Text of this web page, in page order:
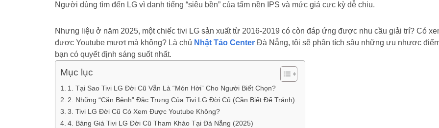
Người dùng tìm đến LG vì danh tiếng “siêu bền” của tấm nền IPS và mức giá cực kỳ dễ chịu.
Nhưng liệu ở năm 2025, một chiếc tivi LG sản xuất từ 2016-2019 có còn đáp ứng được nhu cầu giải trí? Có
được Youtube mượt mà không? Là chủ Nhật Tảo Center Đà Nẵng, tôi sẽ phân tích sâu những ưu nhược
bạn có quyết định sáng suốt nhất.
Mục lục
1. Tại Sao Tivi LG Đời Cũ Vẫn Là “Món Hời” Cho Người Biết Chọn?
2. Những “Căn Bệnh” Đặc Trưng Của Tivi LG Đời Cũ (Cần Biết Để Tránh)
3. Tivi LG Đời Cũ Có Xem Được Youtube Không?
4. Bảng Giá Tivi LG Đời Cũ Tham Khảo Tại Đà Nẵng (2025)